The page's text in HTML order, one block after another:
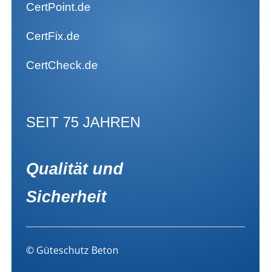
CertPoint.de
CertFix.de
CertCheck.de
SEIT 75 JAHREN
Qualität und
Sicherheit
© Güteschutz Beton